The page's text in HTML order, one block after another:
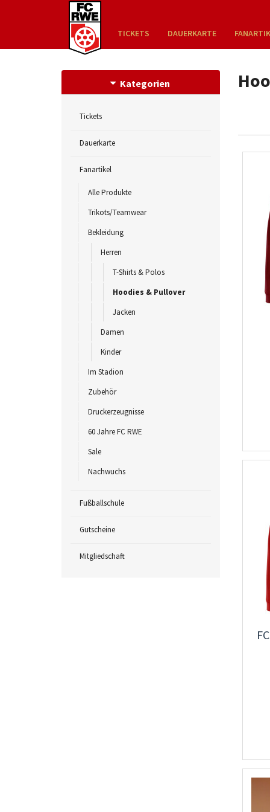
TICKETS DAUERKARTE
Kategorien
Tickets
Dauerkarte
Fanartikel
Alle Produkte
Trikots/Teamwear
Bekleidung
Herren
T-Shirts & Polos
Hoodies & Pullover
Jacken
Damen
Kinder
Im Stadion
Zubehör
Druckerzeugnisse
60 Jahre FC RWE
Sale
Nachwuchs
Fußballschule
Gutscheine
Mitgliedschaft